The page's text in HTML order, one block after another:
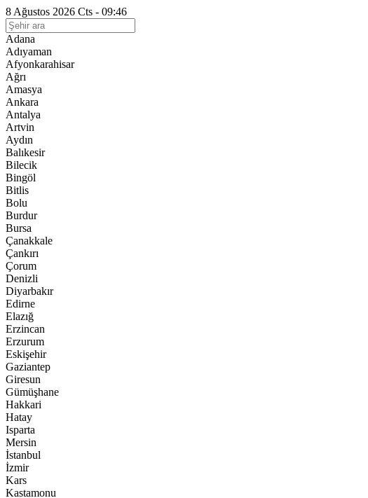
8 Ağustos 2026 Cts - 09:46
Adana
Adıyaman
Afyonkarahisar
Ağrı
Amasya
Ankara
Antalya
Artvin
Aydın
Balıkesir
Bilecik
Bingöl
Bitlis
Bolu
Burdur
Bursa
Çanakkale
Çankırı
Çorum
Denizli
Diyarbakır
Edirne
Elazığ
Erzincan
Erzurum
Eskişehir
Gaziantep
Giresun
Gümüşhane
Hakkari
Hatay
Isparta
Mersin
İstanbul
İzmir
Kars
Kastamonu